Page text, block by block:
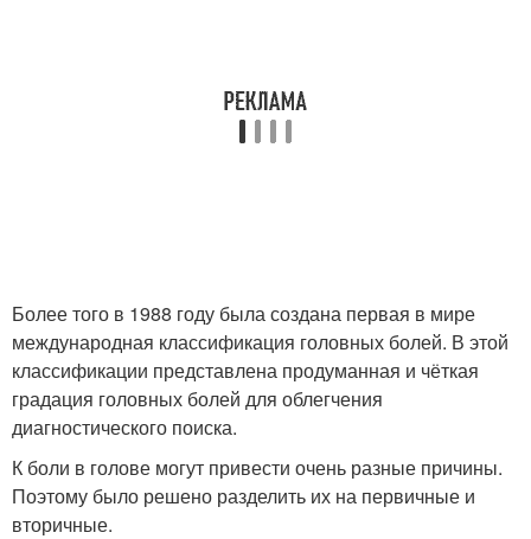
Более того в 1988 году была создана первая в мире
международная классификация головных болей. В этой
классификации представлена продуманная и чёткая
градация головных болей для облегчения
диагностического поиска.
К боли в голове могут привести очень разные причины.
Поэтому было решено разделить их на первичные и
вторичные.